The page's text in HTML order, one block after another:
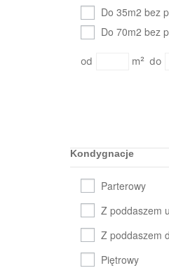
Do 35m2 bez
Do 70m2 bez
m²
Kondygnacje
Parterowy
Piętrowy
Z poddaszem
Z poddaszem